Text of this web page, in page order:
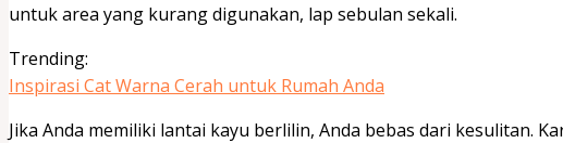
untuk area yang kurang digunakan, lap sebulan sekali.
Trending:
Inspirasi Cat Warna Cerah untuk Rumah Anda
Jika Anda memiliki lantai kayu berlilin, Anda bebas dari kesulitan.